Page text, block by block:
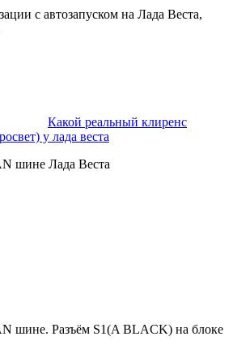
с автозапуском на Лада Веста,
Какой реальный клиренс
у лада веста
шине Лада Веста
шине. Разъём S1(A BLACK) на блоке